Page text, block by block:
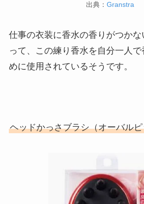
出典： Granstra
仕事の衣装に香水の香りがつか
って、この練り香水を自分一人
めに使用されているそうです。
ヘッドかっさブラシ（オーバル